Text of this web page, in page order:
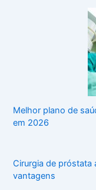
Melhor plano de
em 2026
Cirurgia de próstata
vantagens